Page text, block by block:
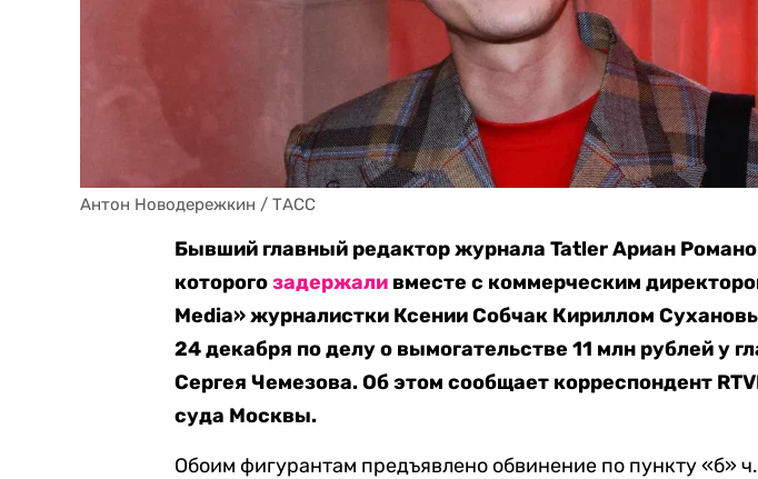
Антон Новодережкин / ТАСС
Бывший главный редактор журнала Tatler Ариан
которогозадержали вместе с коммерческим
Media» журналистки Ксении Собчак Кириллом
24 декабря по делу о вымогательстве 11 млн рублей у
Сергея Чемезова. Об этом сообщает корреспондент
суда Москвы.
Обоим фигурантам предъявлено обвинение по пункту «б»